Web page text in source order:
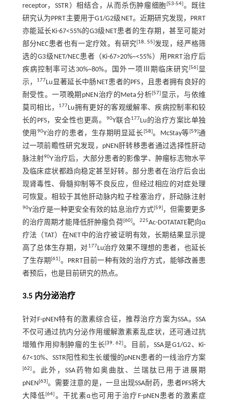
receptor，SSTR）相结合，从而杀伤肿瘤细胞[53-54]。既往
研究认为PPRT主要用于G1/G2级NET。近期研究发现，PRRT
亦能延长Ki-67<55%的G3级NET患者的生存期，甚至可能对
部分NEC患者也有一定疗效。有研究[18, 55]发现，经严格筛
选的G3级NET/NEC患者（Ki-67>20%~<55%）用PRRT治疗后
疾病控制率可达30%~80%。国外一项Ⅲ期临床研究[56]显
示，
177Lu显著延长中肠NET患者的PFS，且患者拥有良好的
耐受性。一项晚期pNEN治疗的Meta分析[57]显示，与依维
莫司相比，
177Lu拥有更好的客观缓解率、疾病控制率和较
长的PFS，安全性也更高。
90Y联合177Lu的治疗方案比单独
使用 90Y治疗的患者，生存期明显延长[58]。McStay等[59]通
过一项前瞻性研究发现，pNEN肝转移患者通过选择性肝动
脉注射90Y治疗后，大部分患者的影像学、肿瘤标志物水平
及临床症状都趋向稳定甚至好转。部分患者在治疗后会出
现肾毒性、骨髓抑制等不良反应，但经过相应的对症处理
可恢复。相较于其他肝动脉内粒子栓塞治疗，肝动脉注射
90Y治疗是一种更安全有效的姑息治疗方式[59]，但需要更多
的治疗周期才能降低肝肿瘤负荷[60]。 225Ac-DOTATATE靶向α
疗法（TAT）在NET中的治疗被证明有效，长期结果显示提
高了总体生存期，对177Lu治疗效果不理想的患者，也延长
了生存期[61]。PRRT目前一种有效的治疗方式，能够改善患
者预后，也是目前研究的热点。
3.5 内分泌治疗
针对F-pNEN特有的激素综合征，推荐治疗方案为SSA。SSA
不仅可通过抗内分泌作用缓解激素紊乱症状，还可通过抗
增殖作用抑制肿瘤的生长[39,62]。目前，SSA是G1/G2、Ki-
67<10%、SSTR阳性和生长缓慢的pNEN患者的一线治疗方案
[62]。此外，SSA药物如奥曲肽、兰瑞肽已用于进展期
pNEN[63]。需要注意的是，一旦出现SSA耐药，患者PFS将大
大降低[64] 。干扰素α也可用于治疗F-pNEN患者的激素症